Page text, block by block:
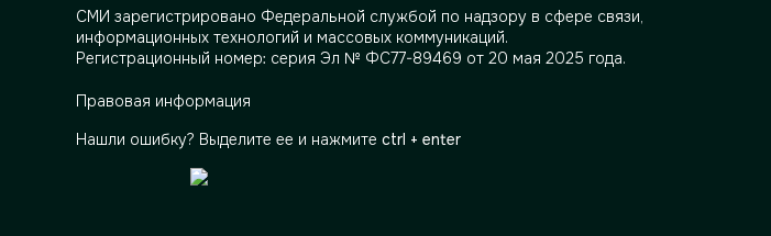
СМИ зарегистрировано Федеральной службой по надзору в сфере связи,
информационных технологий и массовых коммуникаций.
Регистрационный номер: серия Эл № ФС77-89469 от 20 мая 2025 года.
Правовая информация
Нашли ошибку? Выделите ее и нажмите ctrl + enter